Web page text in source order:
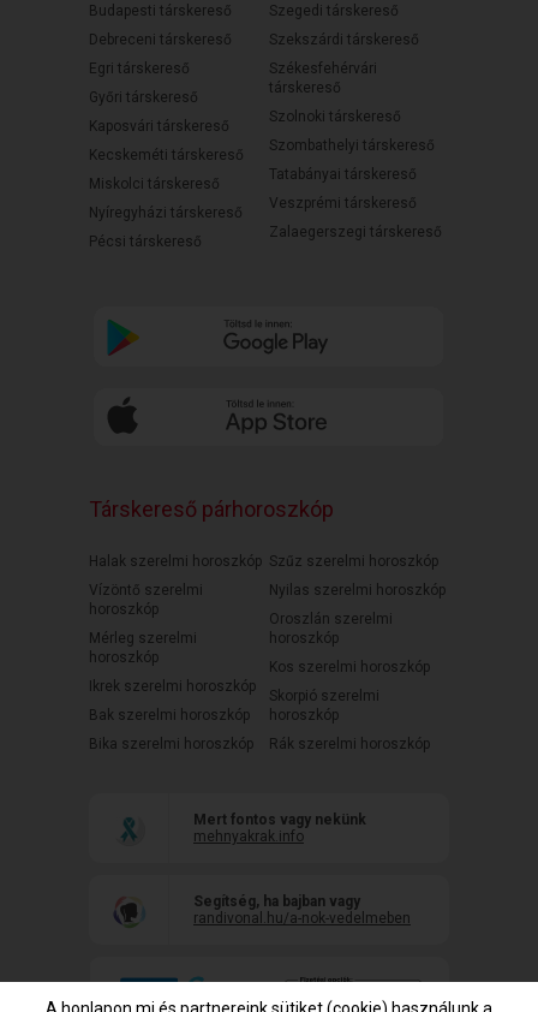
Budapesti társkereső
Debreceni társkereső
Egri társkereső
Győri társkereső
Kaposvári társkereső
Kecskeméti társkereső
Miskolci társkereső
Nyíregyházi társkereső
Pécsi társkereső
Szegedi társkereső
Szekszárdi társkereső
Székesfehérvári
társkereső
Szolnoki társkereső
Szombathelyi társkereső
Tatabányai társkereső
Veszprémi társkereső
Zalaegerszegi társkereső
Társkereső párhoroszkóp
Halak szerelmi horoszkóp
Vízöntő szerelmi
horoszkóp
Mérleg szerelmi
horoszkóp
Ikrek szerelmi horoszkóp
Bak szerelmi horoszkóp
Bika szerelmi horoszkóp
Szűz szerelmi horoszkóp
Nyilas szerelmi horoszkóp
Oroszlán szerelmi
horoszkóp
Kos szerelmi horoszkóp
Skorpió szerelmi
horoszkóp
Rák szerelmi horoszkóp
Mert fontos vagy nekünk
mehnyakrak.info
Segítség, ha bajban vagy
randivonal.hu/a-nok-vedelmeben